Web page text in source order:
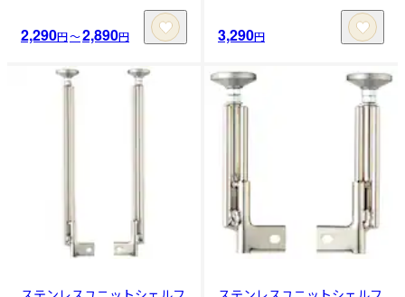
2,290円〜2,890円 3,290円